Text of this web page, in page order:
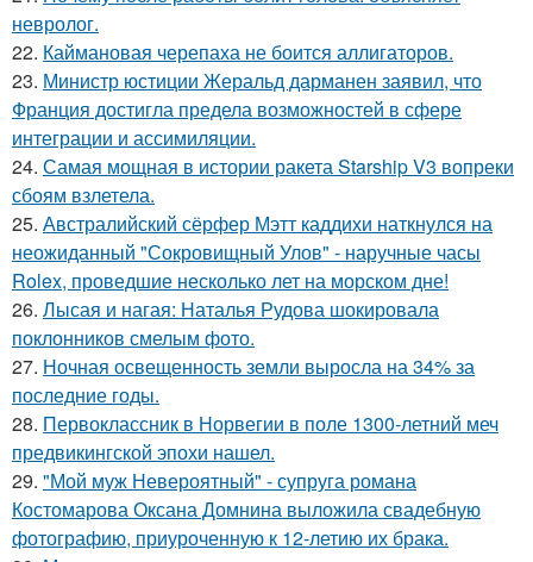
невролог.
22. Каймановая черепаха не боится аллигаторов.
23. Министр юстиции Жеральд дарманен заявил, что
Франция достигла предела возможностей в сфере
интеграции и ассимиляции.
24. Самая мощная в истории ракета Starship V3 вопреки
сбоям взлетела.
25. Австралийский сёрфер Мэтт каддихи наткнулся на
неожиданный "Сокровищный Улов" - наручные часы
Rolex, проведшие несколько лет на морском дне!
26. Лысая и нагая: Наталья Рудова шокировала
поклонников смелым фото.
27. Ночная освещенность земли выросла на 34% за
последние годы.
28. Первоклассник в Норвегии в поле 1300-летний меч
предвикингской эпохи нашел.
29. "Мой муж Невероятный" - супруга романа
Костомарова Оксана Домнина выложила свадебную
фотографию, приуроченную к 12-летию их брака.